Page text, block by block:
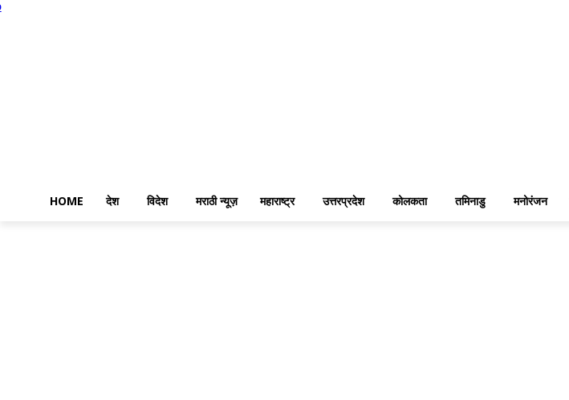
HOME देश विदेश मराठी न्यूज़ महाराष्ट्र उत्तरप्रदेश कोलकता तमिनाडु मनोरंजन